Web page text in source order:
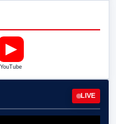
▶
YouTube
LIVE